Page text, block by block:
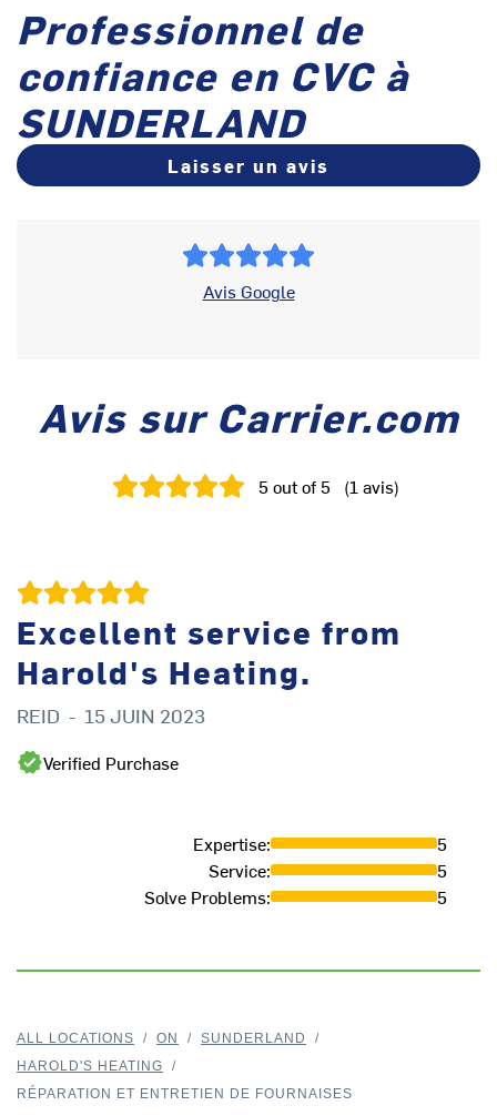
Professionnel de
confiance en CVC à
SUNDERLAND
Laisser un avis
Avis Google
Avis sur Carrier.com
5out of 5 (1 avis)
Excellent service from
Harold's Heating.
REID - 15 JUIN 2023
Verified Purchase
Expertise:
5
Service:
5
Solve Problems: 5
ALL LOCATIONS / ON / SUNDERLAND
/
HAROLD'S HEATING
/
RÉPARATION ET ENTRETIEN DE FOURNAISES